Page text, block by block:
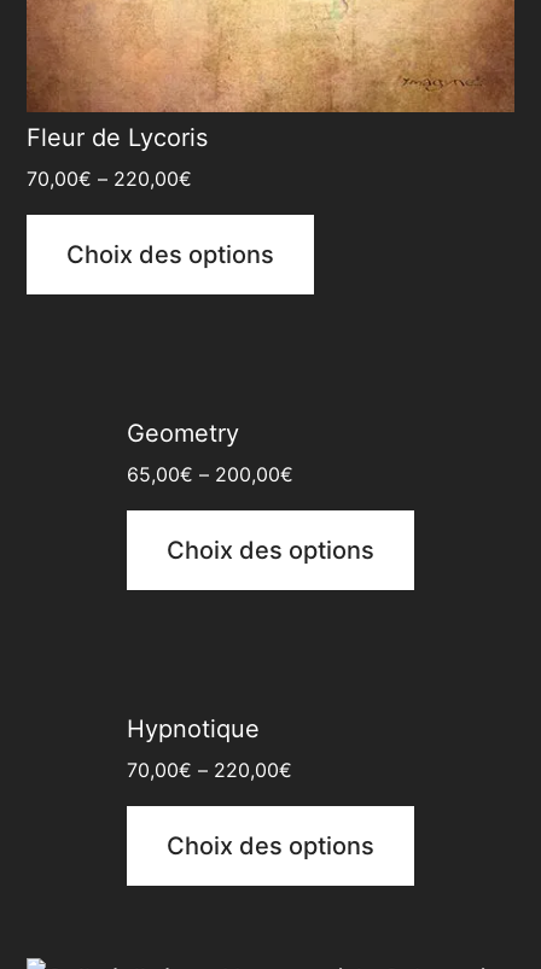
Fleur de Lycoris
70,00€ – 220,00€
Choix des options
Geometry
65,00€ – 200,00€
Choix des options
Hypnotique
70,00€ – 220,00€
Choix des options